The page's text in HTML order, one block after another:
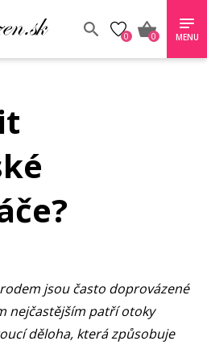
0 0 MENU
jsou často doprovázené
nejčastějším patří otoky
děloha, která způsobuje